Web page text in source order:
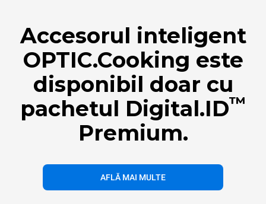
Accesorul inteligent
OPTIC.Cooking este
disponibil doar cu
pachetul Digital.ID™
Premium.
AFLĂ MAI MULTE